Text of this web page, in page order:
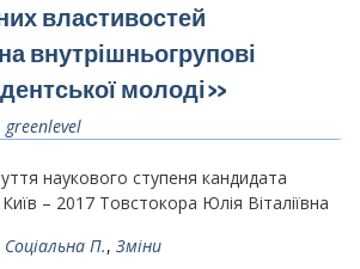
властивостей
внутрішньогрупові
молоді»
greenlevel
наукового ступеня кандидата
– 2017 Товстокора Юлія Віталіївна
П., Зміни